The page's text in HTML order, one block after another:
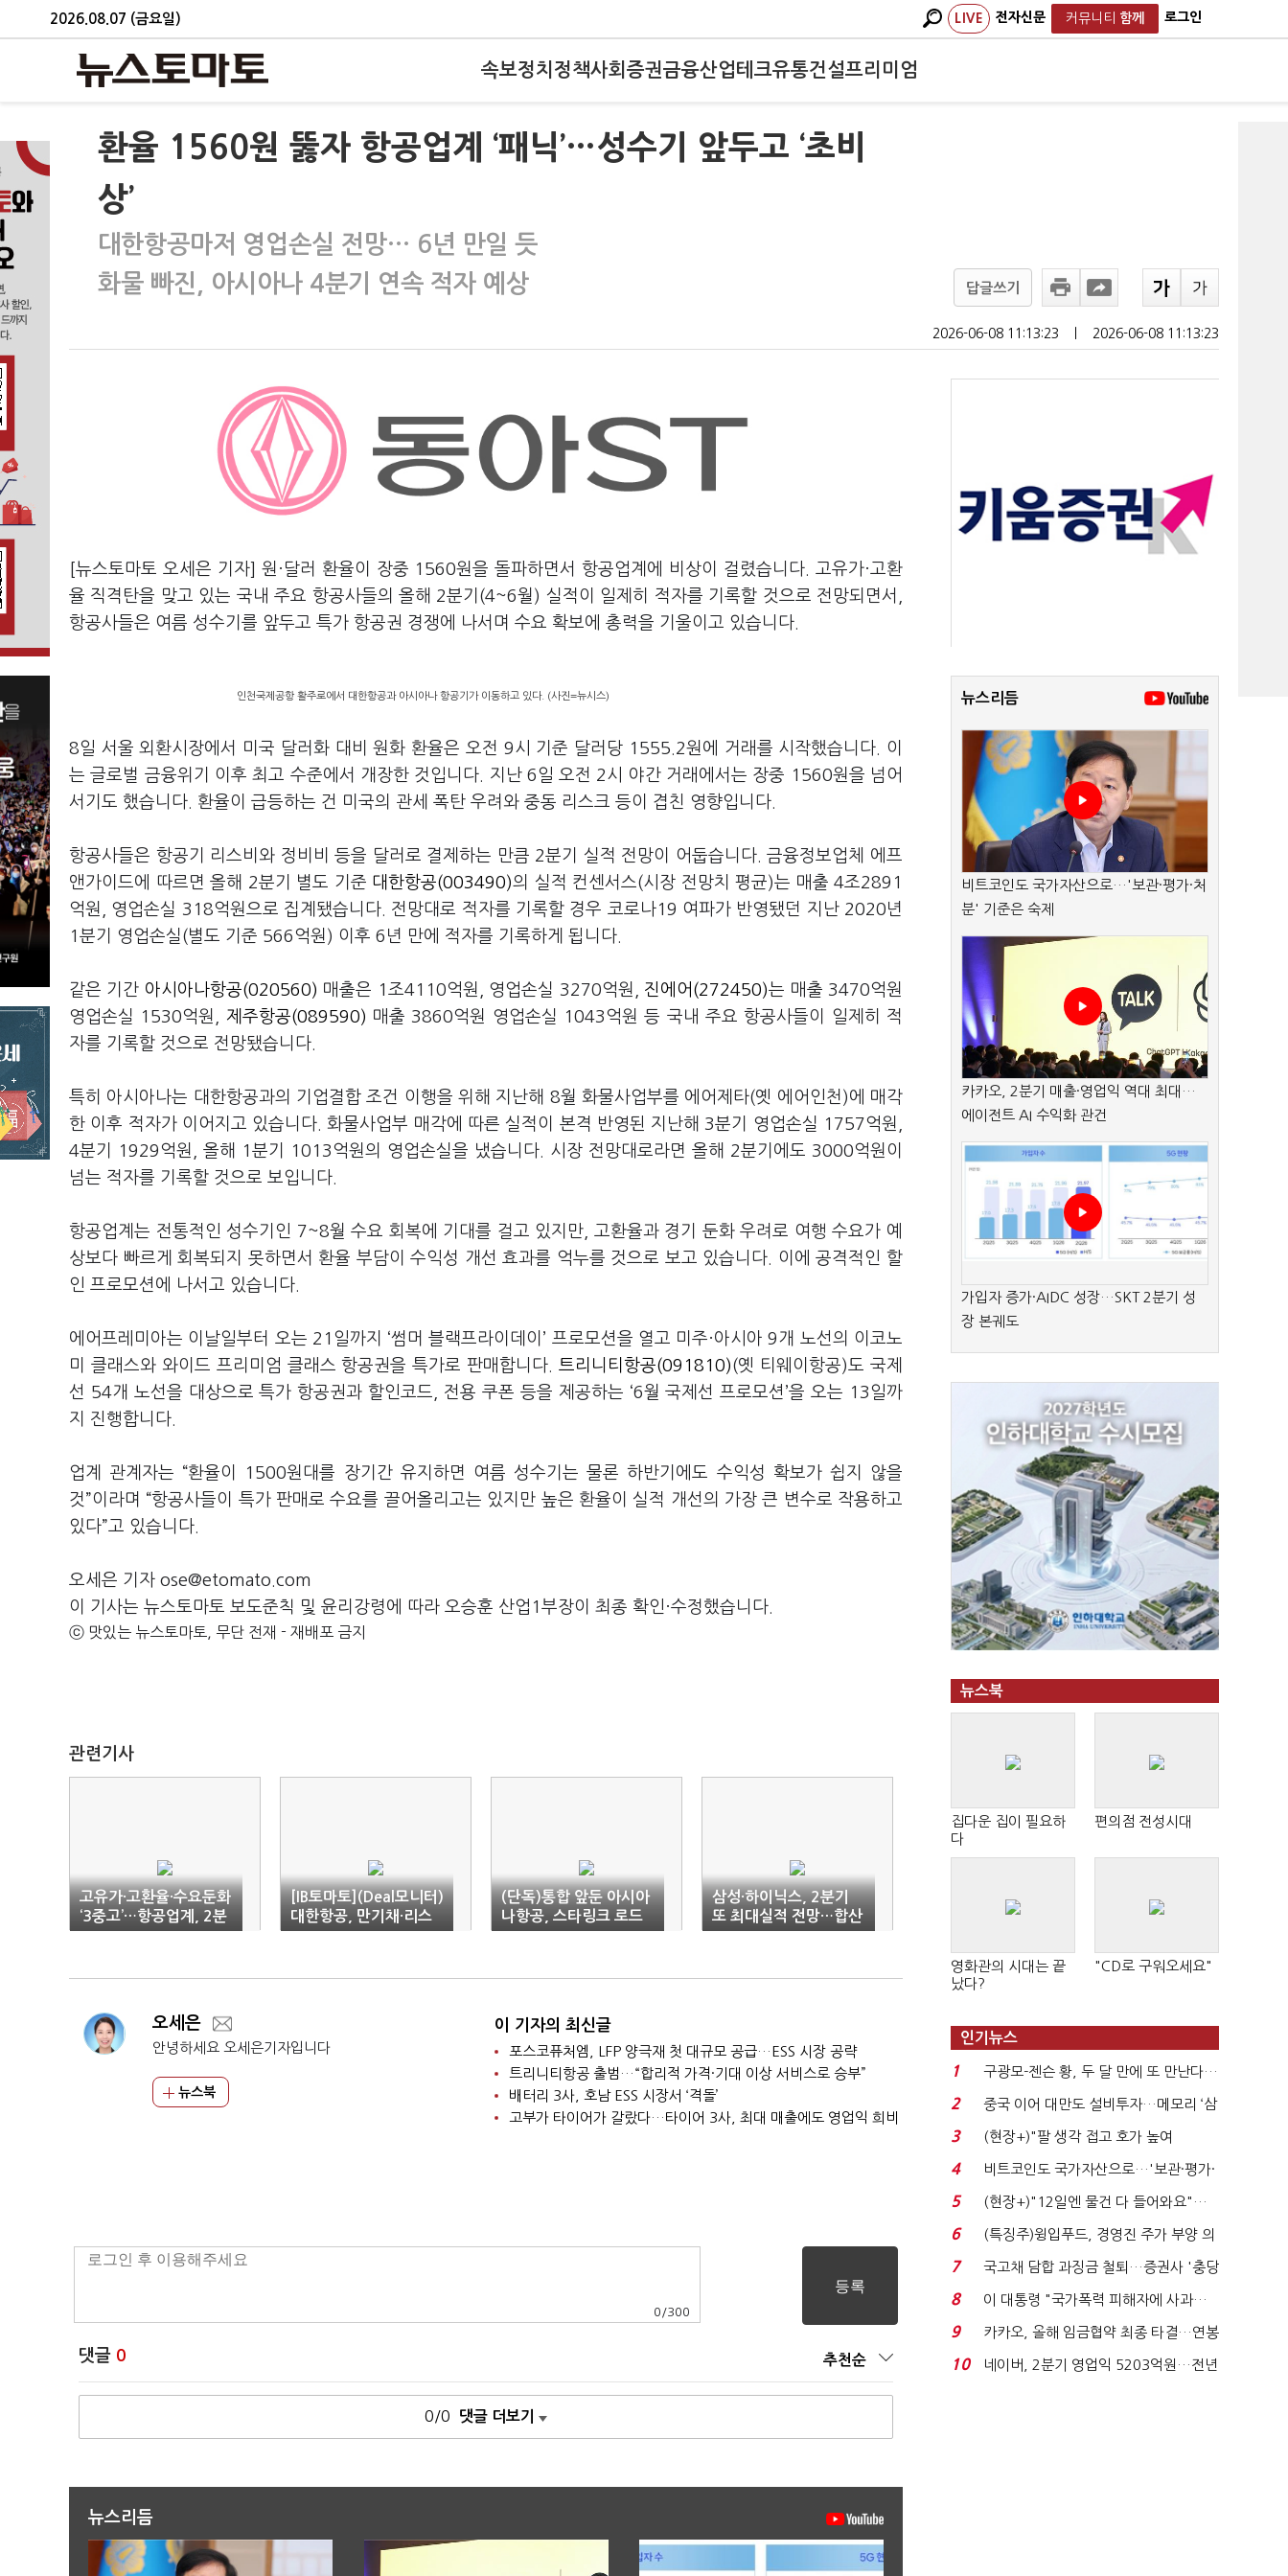
2026.08.07 (금요일) LIVE 전자신문 커뮤니티 함께 로그인
속보정치 정책사회 증권금융산업테크유통건설프리미엄
환율 1560원 뚫자 항공업계 ‘패닉’…성수기 앞두고 ‘초비
상’
대한항공마저 영업손실 전망… 6년 만일 듯
화물 빠진, 아시아나 4분기 연속 적자 예상
답글쓰기
2026-06-08 11:13:23 2026-06-08 11:13:23
[뉴스토마토 오세은 기자] 원·달러 환율이 장중 1560원을 돌파하면서 항공업계에 비상이 걸렸습니다. 고유가·고환
율 직격탄을 맞고 있는 국내 주요 항공사들의 올해 2분기(4~6월) 실적이 일제히 적자를 기록할 것으로 전망되면서,
항공사들은 여름 성수기를 앞두고 특가 항공권 경쟁에 나서며 수요 확보에 총력을 기울이고 있습니다.
인천국제공항 활주로에서 대한항공과 아시아나 항공기가 이동하고 있다. (사진=뉴시스)
8일 서울 외환시장에서 미국 달러화 대비 원화 환율은 오전 9시 기준 달러당 1555.2원에 거래를 시작했습니다. 이
는 글로벌 금융위기 이후 최고 수준에서 개장한 것입니다. 지난 6일 오전 2시 야간 거래에서는 장중 1560원을 넘어
서기도 했습니다. 환율이 급등하는 건 미국의 관세 폭탄 우려와 중동 리스크 등이 겹친 영향입니다.
항공사들은 항공기 리스비와 정비비 등을 달러로 결제하는 만큼 2분기 실적 전망이 어둡습니다. 금융정보업체 에프
앤가이드에 따르면 올해 2분기 별도 기준 대한항공(003490)의 실적 컨센서스(시장 전망치 평균)는 매출 4조2891
억원, 영업손실 318억원으로 집계됐습니다. 전망대로 적자를 기록할 경우 코로나19 여파가 반영됐던 지난 2020년
1분기 영업손실(별도 기준 566억원) 이후 6년 만에 적자를 기록하게 됩니다.
같은 기간 아시아나항공(020560) 매출은 1조4110억원, 영업손실 3270억원, 진에어(272450)는 매출 3470억원
영업손실 1530억원, 제주항공(089590) 매출 3860억원 영업손실 1043억원 등 국내 주요 항공사들이 일제히 적
자를 기록할 것으로 전망됐습니다.
특히 아시아나는 대한항공과의 기업결합 조건 이행을 위해 지난해 8월 화물사업부를 에어제타(옛 에어인천)에 매각
한 이후 적자가 이어지고 있습니다. 화물사업부 매각에 따른 실적이 본격 반영된 지난해 3분기 영업손실 1757억원,
4분기 1929억원, 올해 1분기 1013억원의 영업손실을 냈습니다. 시장 전망대로라면 올해 2분기에도 3000억원이
넘는 적자를 기록할 것으로 보입니다.
항공업계는 전통적인 성수기인 7~8월 수요 회복에 기대를 걸고 있지만, 고환율과 경기 둔화 우려로 여행 수요가 예
상보다 빠르게 회복되지 못하면서 환율 부담이 수익성 개선 효과를 억누를 것으로 보고 있습니다. 이에 공격적인 할
인 프로모션에 나서고 있습니다.
에어프레미아는 이날일부터 오는 21일까지 ‘썸머 블랙프라이데이’ 프로모션을 열고 미주·아시아 9개 노선의 이코노
미 클래스와 와이드 프리미엄 클래스 항공권을 특가로 판매합니다.트리니티항공(091810)(옛 티웨이항공)도 국제
선 54개 노선을 대상으로 특가 항공권과 할인코드, 전용 쿠폰 등을 제공하는 ‘6월 국제선 프로모션’을 오는 13일까
지 진행합니다.
업계 관계자는 “환율이 1500원대를 장기간 유지하면 여름 성수기는 물론 하반기에도 수익성 확보가 쉽지 않을
것”이라며 “항공사들이 특가 판매로 수요를 끌어올리고는 있지만 높은 환율이 실적 개선의 가장 큰 변수로 작용하고
있다”고 있습니다.
오세은 기자 ose@etomato.com
이 기사는 뉴스토마토 보도준칙 및 윤리강령에 따라 오승훈 산업1부장이 최종 확인·수정했습니다.
ⓒ 맛있는 뉴스토마토, 무단 전재 - 재배포 금지
관련기사
고유가·고환율·수요둔화
‘3중고’…항공업계, 2분
기부터 보릿고개
[IB토마토](Deal모니터)
대한항공, 만기채·리스
료 막는다…회사채 최대
(단독)통합 앞둔 아시아
나항공, 스타링크 로드
맵 가동
삼성·하이닉스, 2분기
또 최대실적 전망…합산
영업익 150조 기대
오세은
안녕하세요 오세은기자입니다
뉴스북
이 기자의 최신글
포스코퓨처엠, LFP 양극재 첫 대규모 공급…ESS 시장 공략
트리니티항공 출범…“합리적 가격·기대 이상 서비스로 승부”
배터리 3사, 호남 ESS 시장서 ‘격돌’
고부가 타이어가 갈랐다…타이어 3사, 최대 매출에도 영업익 희비
0 /300
댓글 0 추천순
0/0 댓글 더보기
뉴스리듬
뉴스리듬
비트코인도 국가자산으로…'보관·평가·처
분' 기준은 숙제
카카오, 2분기 매출·영업익 역대 최대…
에이전트 AI 수익화 관건
가입자 증가·AIDC 성장…SKT 2분기 성
장 본궤도
뉴스북
집다운 집이 필요하
다
편의점 전성시대
영화관의 시대는 끝
났다?
"CD로 구워오세요"
인기뉴스
1
구광모-젠슨 황, 두 달 만에 또 만난다…
로봇·AI 등 논...
2
중국 이어 대만도 설비투자…메모리 ‘삼
국전쟁’
3
(현장+)"팔 생각 접고 호가 높여
요"…'덜 똘똘한 한 채' 20...
4
비트코인도 국가자산으로…'보관·평가·
처분' 기준은 ...
5
(현장+)"12일엔 물건 다 들어와요"…
빈 매대 채우며 문 연 ...
6
(특징주)윙입푸드, 경영진 주가 부양 의
지에 상한가...
7
국고채 담합 과징금 철퇴…증권사 '충당
금 폭탄' 우려...
8
이 대통령 "국가폭력 피해자에 사과…
적극적 조사로 진...
9
카카오, 올해 임금협약 최종 타결…연봉
6.3% 인상·격려...
10
네이버, 2분기 영업익 5203억원…전년